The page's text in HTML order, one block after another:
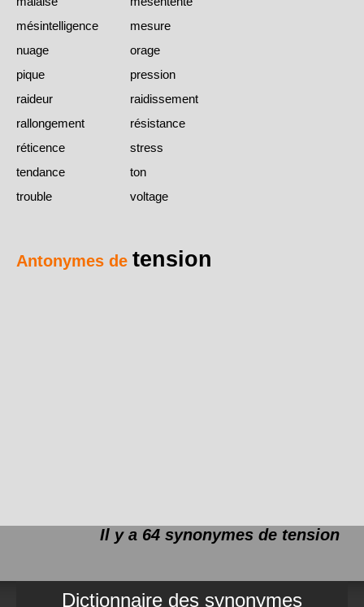
mésintelligence
mesure
nuage
orage
pique
pression
raideur
raidissement
rallongement
résistance
réticence
stress
tendance
ton
trouble
voltage
Antonymes de tension
Il y a 64 synonymes de tension
Dictionnaire des synonymes